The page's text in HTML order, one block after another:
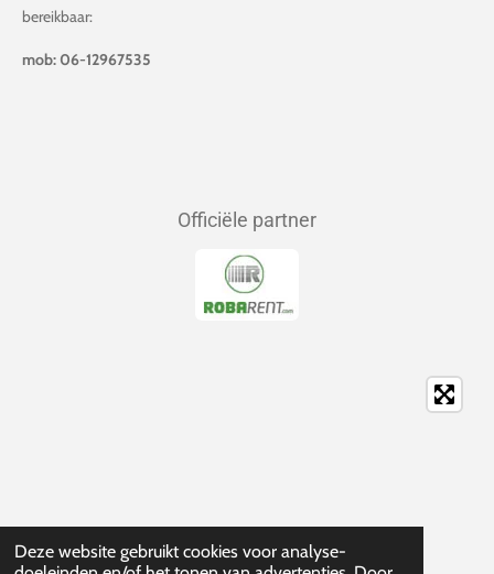
Deze website gebruikt cookies voor analyse-
bereikbaar:
mob: 06-12967535
Officiële partner